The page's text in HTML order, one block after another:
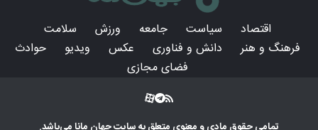
اقتصاد سیاست جامعه ورزش
سلامت
فرهنگ و هنر
دانش و فناوری عکس ویدیو
حوادث
فضای مجازی